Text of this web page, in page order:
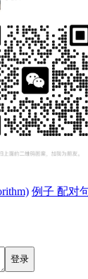
例子 配对
登录